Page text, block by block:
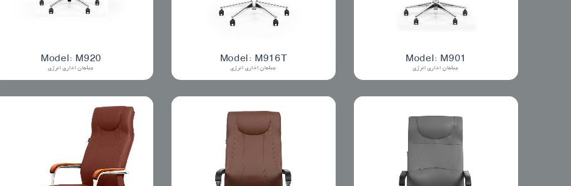
Model: M920
مبلمان اداری انرژی
Model: M916T
مبلمان اداری انرژی
Model: M901
مبلمان اداری انرژی